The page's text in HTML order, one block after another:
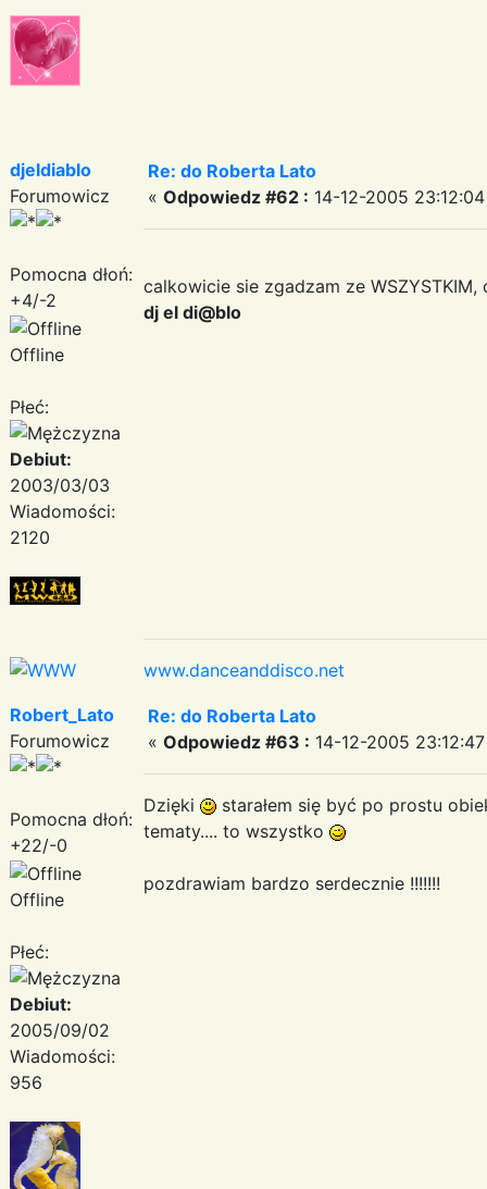
djeldiablo
Forumowicz
Pomocna dłoń:
+4/-2
Offline
Płeć:
Debiut:
2003/03/03
Wiadomości:
2120
Re: do Roberta Lato
« Odpowiedz #62 : 14-12-2005
calkowicie sie zgadzam ze
dj el di@blo
www.danceanddisco.net
Robert_Lato
Forumowicz
Pomocna dłoń:
+22/-0
Offline
Płeć:
Debiut:
2005/09/02
Wiadomości:
956
Re: do Roberta Lato
« Odpowiedz #63 : 14-12-2005
Dzięki
starałem się być po prostu
tematy.... to wszystko
pozdrawiam bardzo serdecznie !!!!!!!